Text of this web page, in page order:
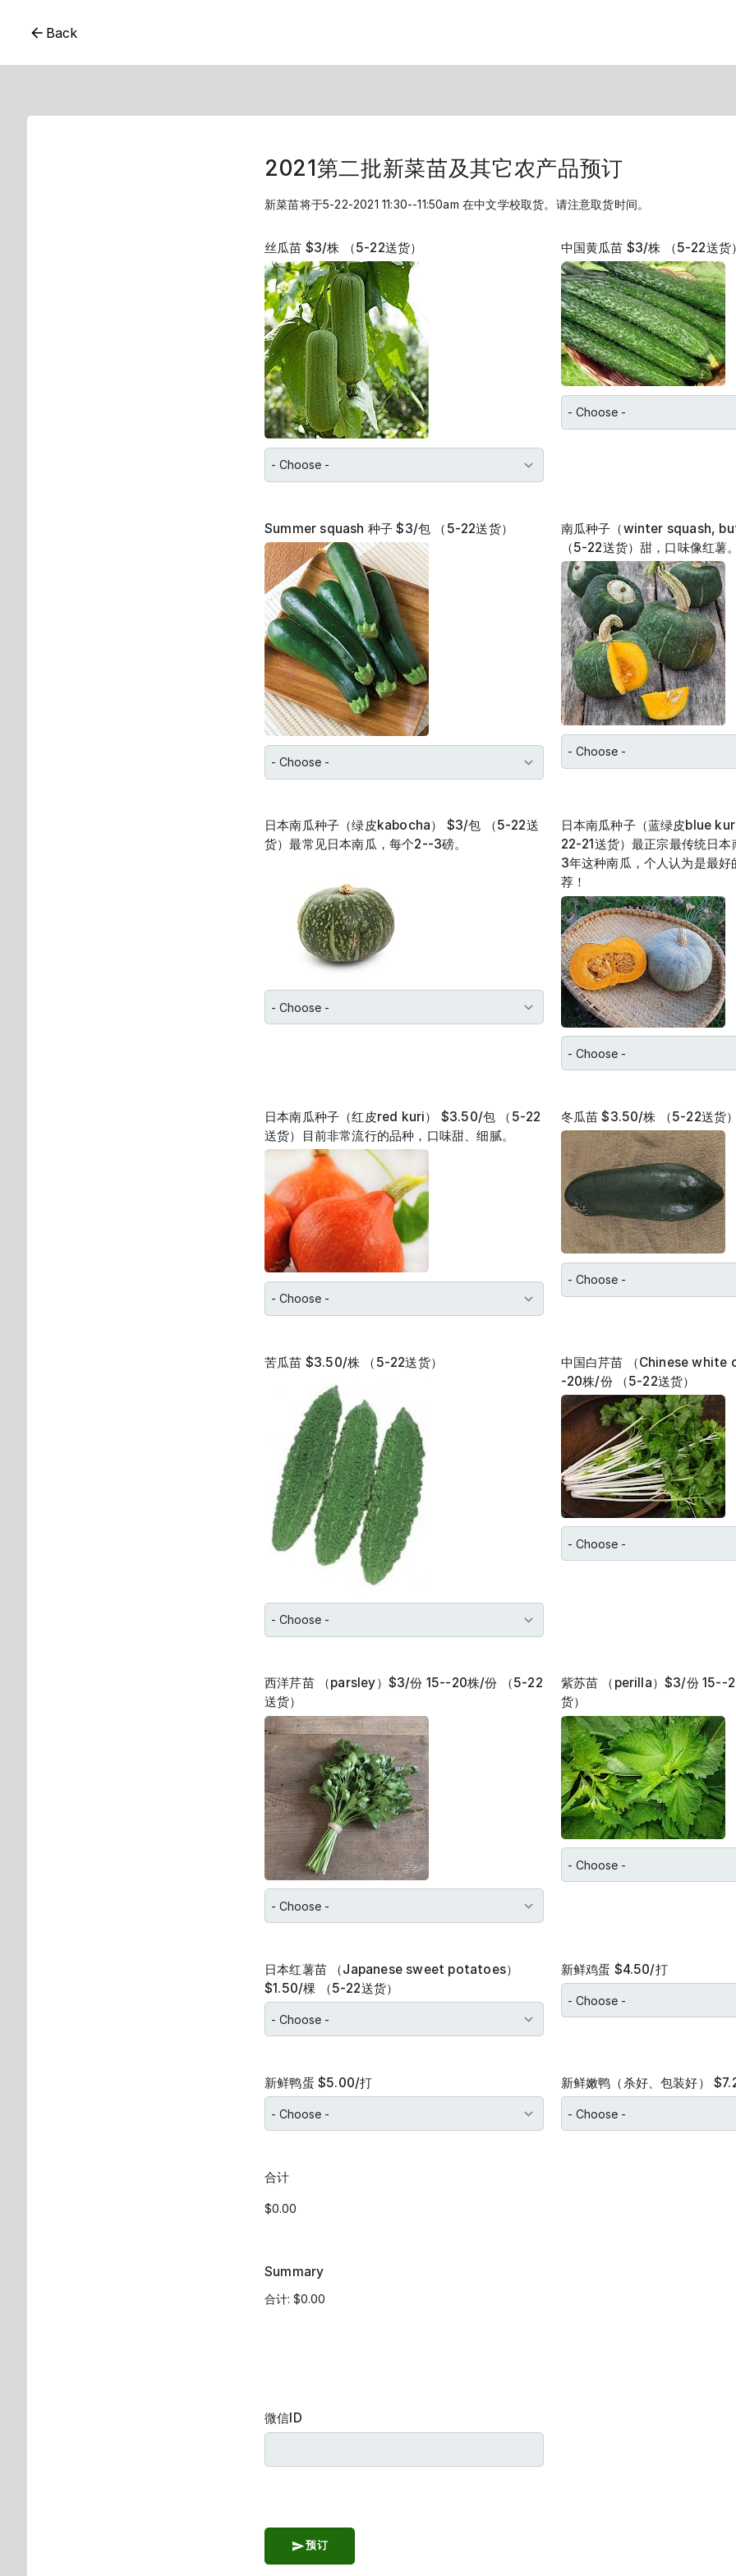
Back
2021第二批新菜苗及其它农产品预订
新菜苗将于5-22-2021 11:30--11:50am 在中文学校取货。请注意取货时间。
丝瓜苗 $3/株 （5-22送货） 中国黄瓜苗 $3/株 （5-22送货
Summer squash 种子 $3/包 （5-22送货）
南瓜种子（winter squash,
（5-22送货）甜，口味像红薯
日本南瓜种子（绿皮kabocha） $3/包 （5-22送
货）最常见日本南瓜，每个2--3磅。
日本南瓜种子（蓝绿皮blue
22-21送货）最正宗最传统日
3年这种南瓜，个人认为是最好
荐！
日本南瓜种子（红皮red kuri） $3.50/包 （5-22
送货）目前非常流行的品种，口味甜、细腻。
冬瓜苗 $3.50/株 （5-22送货
苦瓜苗 $3.50/株 （5-22送货）
中国白芹苗 （Chinese white
-20株/份 （5-22送货）
西洋芹苗 （parsley）$3/份 15--20株/份 （5-22
送货）
紫苏苗 （perilla）$3/份 15--
货）
日本红薯苗 （Japanese sweet potatoes）
$1.50/棵 （5-22送货）
新鲜鸡蛋 $4.50/打
新鲜鸭蛋 $5.00/打 新鲜嫩鸭（杀好、包装好）
合计
Summary
微信ID
预订